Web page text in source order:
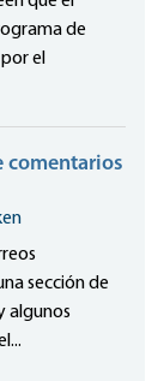
de
el
comentarios
sección de
algunos